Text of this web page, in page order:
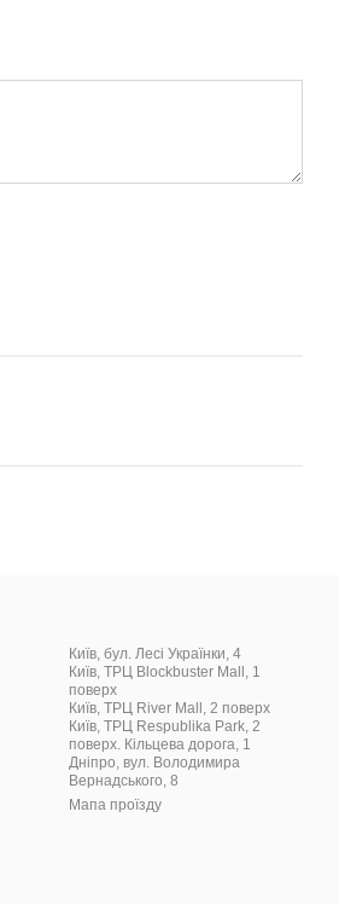
Київ, бул. Лесі Українки, 4
Київ, ТРЦ Blockbuster Mall, 1
поверх
Київ, ТРЦ River Mall, 2 поверх
Київ, ТРЦ Respublika Park, 2
поверх. Кільцева дорога, 1
Дніпро, вул. Володимира
Вернадського, 8
Мапа проїзду